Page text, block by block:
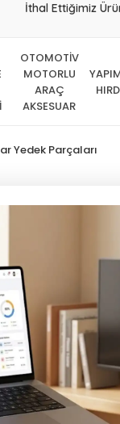
İthal Ettiğimiz
OTOMOTİV
MOTORLU
ARAÇ
AKSESUAR
Yedek Parçaları